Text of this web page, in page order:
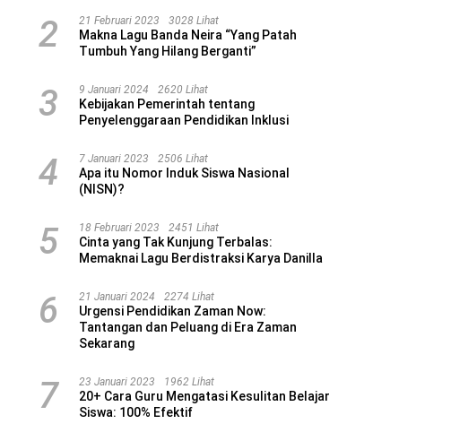
2 21 Februari 2023 3028 Lihat
Makna Lagu Banda Neira “Yang Patah
Tumbuh Yang Hilang Berganti”
3 9 Januari 2024 2620 Lihat
Kebijakan Pemerintah tentang
Penyelenggaraan Pendidikan Inklusi
4 7 Januari 2023 2506 Lihat
Apa itu Nomor Induk Siswa Nasional
(NISN)?
5 18 Februari 2023 2451 Lihat
Cinta yang Tak Kunjung Terbalas:
Memaknai Lagu Berdistraksi Karya Danilla
6 21 Januari 2024 2274 Lihat
Urgensi Pendidikan Zaman Now:
Tantangan dan Peluang di Era Zaman
Sekarang
7 23 Januari 2023 1962 Lihat
20+ Cara Guru Mengatasi Kesulitan Belajar
Siswa: 100% Efektif